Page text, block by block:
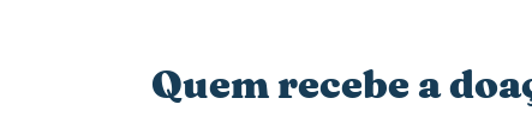
Quem recebe a